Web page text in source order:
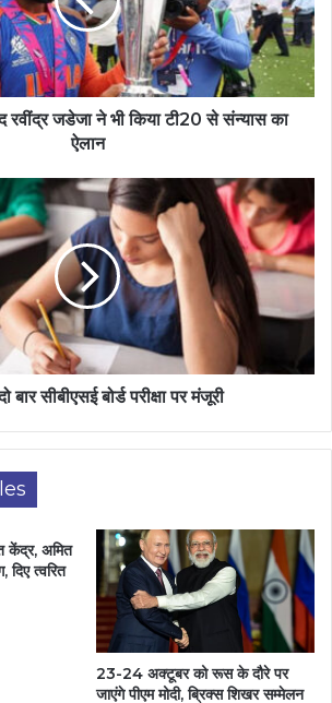
रवींद्र जडेजा ने भी किया टी20 से संन्यास का
ऐलान
बार सीबीएसई बोर्ड परीक्षा पर मंजूरी
केंद्र, अमित
दिए त्वरित
23-24 अक्टूबर को रूस के दौरे पर
जाएंगे पीएम मोदी, ब्रिक्स शिखर सम्मेलन